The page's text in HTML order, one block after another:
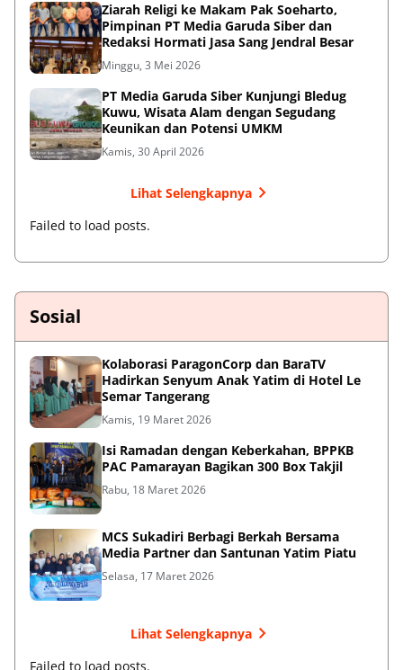
Ziarah Religi ke Makam Pak Soeharto,
Pimpinan PT Media Garuda Siber dan
Redaksi Hormati Jasa Sang Jendral Besar
Minggu, 3 Mei 2026
PT Media Garuda Siber Kunjungi Bledug
Kuwu, Wisata Alam dengan Segudang
Keunikan dan Potensi UMKM
Kamis, 30 April 2026
Lihat Selengkapnya
Failed to load posts.
Sosial
Kolaborasi ParagonCorp dan BaraTV
Hadirkan Senyum Anak Yatim di Hotel Le
Semar Tangerang
Kamis, 19 Maret 2026
Isi Ramadan dengan Keberkahan, BPPKB
PAC Pamarayan Bagikan 300 Box Takjil
Rabu, 18 Maret 2026
MCS Sukadiri Berbagi Berkah Bersama
Media Partner dan Santunan Yatim Piatu
Selasa, 17 Maret 2026
Lihat Selengkapnya
Failed to load posts.